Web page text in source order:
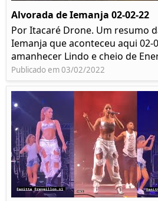
Alvorada de Iemanja 02-02-22
Por Itacaré Drone. Um resumo
Iemanja que aconteceu aqui 02-
amanhecer Lindo e cheio de
Publicado em 03/02/2022